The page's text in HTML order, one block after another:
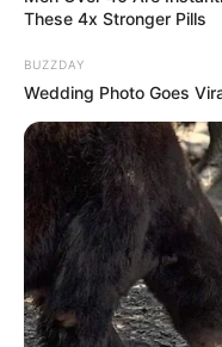
These 4x Stronger Pills
BUZZDAY
Wedding Photo Goes